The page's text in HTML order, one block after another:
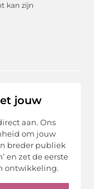
kan zijn
jouw
aan. Ons
om jouw
breder publiek
en zet de eerste
ontwikkeling.